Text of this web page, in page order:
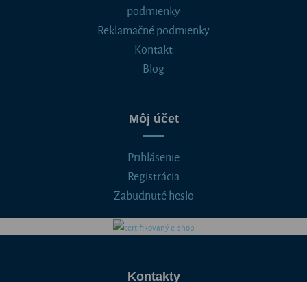
podmienky
Reklamačné podmienky
Kontakt
Blog
Môj účet
Prihlásenie
Registrácia
Zabudnuté heslo
Kontakty